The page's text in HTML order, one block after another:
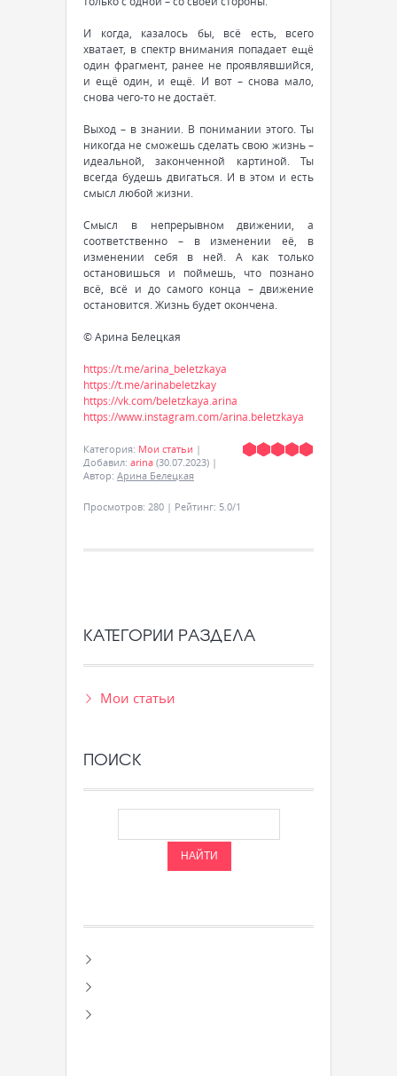
И когда, казалось бы, всё есть, всего
хватает, в спектр внимания попадает ещё
один фрагмент, ранее не проявлявшийся,
и ещё один, и ещё. И вот – снова мало,
снова чего-то не достаёт.
Выход – в знании. В понимании этого. Ты
никогда не сможешь сделать свою жизнь –
идеальной, законченной картиной. Ты
всегда будешь двигаться. И в этом и есть
смысл любой жизни.
Смысл в непрерывном движении, а
соответственно – в изменении её, в
изменении себя в ней. А как только
остановишься и поймешь, что познано
всё, всё и до самого конца – движение
остановится. Жизнь будет окончена.
© Арина Белецкая
https://t.me/arina_beletzkaya
https://t.me/arinabeletzkay
https://vk.com/beletzkaya.arina
https://www.instagram.com/arina.beletzkaya
Категория: Мои статьи |
Добавил: arina (30.07.2023) |
Автор: Арина Белецкая
Просмотров: 280 | Рейтинг: 5.0/1
КАТЕГОРИИ РАЗДЕЛА
Мои статьи
ПОИСК